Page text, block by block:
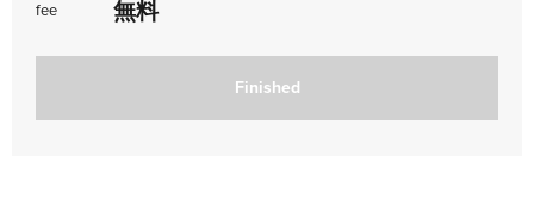
fee 無料
Finished